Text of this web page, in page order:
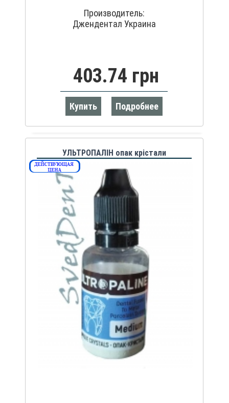
Производитель:
Джендентал Украина
403.74 грн
Купить Подробнее
УЛЬТРОПАЛІН опак крістали